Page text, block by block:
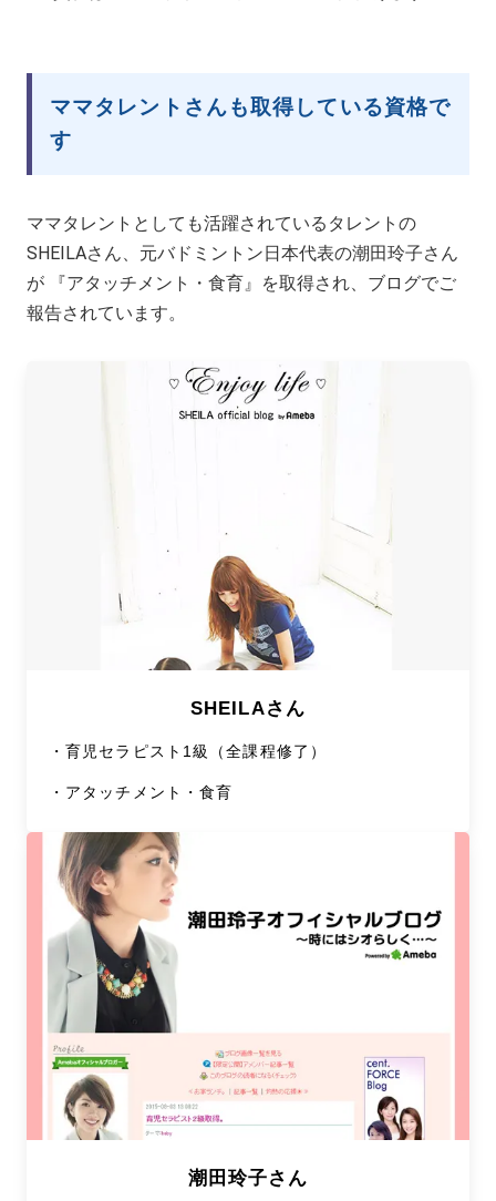
ママタレントさんも取得している資格で
す
ママタレントとしても活躍されているタレントの
SHEILAさん、元バドミントン日本代表の潮田玲子さん
が 『アタッチメント・食育』を取得され、ブログでご
報告されています。
SHEILAさん
・育児セラピスト1級（全課程修了）
・ アタッチメント・食育
潮田玲子さん